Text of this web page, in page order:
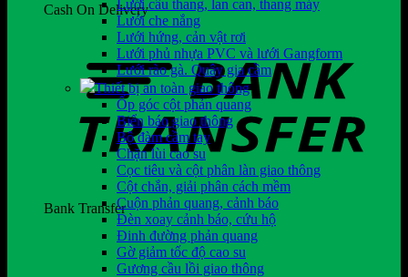
Cash On Delivery
Bank Transfer
Lưới cầu thang, lan can, thang máy
Lưới che nắng
Lưới hứng, cản vật rơi
Lưới phủ nhựa PVC và lưới Gangform
Lưới rào gà. Quây gia cầm
Thiết bị an toàn giao thông
Ốp góc cột phản quang
Biển báo giao thông
Bộ đàm cầm tay
Chặn lùi cao su
Cọc tiêu và cột phân làn giao thông
Cột chắn, giải phân cách mềm
Cuộn phản quang, cảnh báo
Đèn xoay cảnh báo, cứu hộ
Đinh đường phản quang
Gờ giảm tốc độ cao su
Gương cầu lồi giao thông